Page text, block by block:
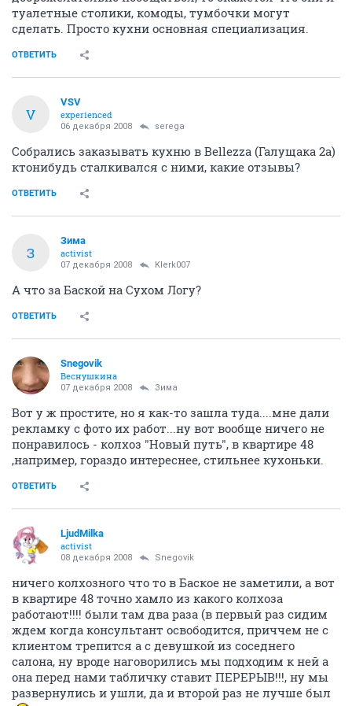
туалетные столики, комоды, тумбочки могут
сделать. Просто кухни основная специализация.
ОТВЕТИТЬ
V
VSV
experienced
06 декабря 2008 serega
Собрались заказывать кухню в Bellezza (Галущака 2а)
ктонибудь сталкивался с ними, какие отзывы?
ОТВЕТИТЬ
З
Зима
activist
07 декабря 2008 Klerk007
А что за Баской на Сухом Логу?
ОТВЕТИТЬ
Snegovik
Веснушкина
07 декабря 2008 Зима
Вот у ж простите, но я как-то зашла туда....мне дали
рекламку с фото их работ...ну вот вообще ничего не
понравилось - колхоз "Новый путь", в квартире 48
,например, гораздо интереснее, стильнее кухоньки.
ОТВЕТИТЬ
LjudMilka
activist
08 декабря 2008 Snegovik
ничего колхозного что то в Баское не заметили, а вот
в квартире 48 точно хамло из какого колхоза
работают!!!! были там два раза (в первый раз сидим
ждем когда консультант освободится, приччем не с
клиентом трепится а с девушкой из соседнего
салона, ну вроде наговорились мы подходим к ней а
она перед нами табличку ставит ПЕРЕРЫВ!!!, ну мы
развернулись и ушли, да и второй раз не лучше был